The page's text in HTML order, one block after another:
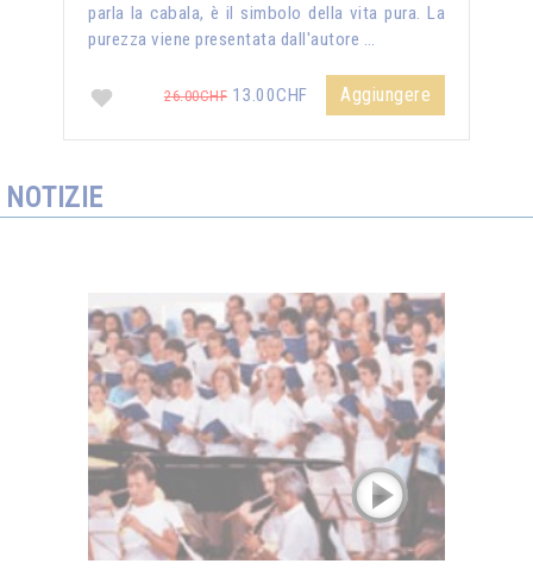
parla la cabala, è il simbolo della vita pura. La
purezza viene presentata dall'autore …
26.00CHF 13.00CHF Aggiungere
NOTIZIE